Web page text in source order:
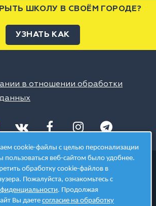
ШКОЛУ В СВОЁМ ГОРОДЕ?
УЗНАТЬ КАК
в отношении обработки
инновационного творчества
cookie-файлы с целью персонализации
пользоваться веб-сайтом было удобнее.
обработку cookie-файлов в
Пожалуйста, ознакомьтесь с
. Продолжая
Вы даетесогласие на обработку